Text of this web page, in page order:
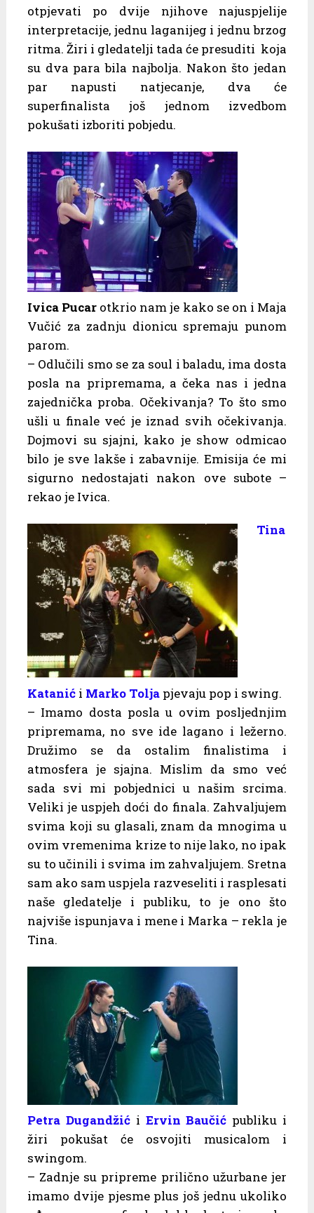
otpjevati po dvije njihove najuspjelije
interpretacije, jednu laganijeg i jednu brzog
ritma. Žiri i gledatelji tada će presuditi koja
su dva para bila najbolja. Nakon što jedan
par napusti natjecanje, dva će
superfinalista još jednom izvedbom
pokušati izboriti pobjedu.
Ivica Pucar otkrio nam je kako se on i Maja
Vučić za zadnju dionicu spremaju punom
parom.
– Odlučili smo se za soul i baladu, ima dosta
posla na pripremama, a čeka nas i jedna
zajednička proba. Očekivanja? To što smo
ušli u finale već je iznad svih očekivanja.
Dojmovi su sjajni, kako je show odmicao
bilo je sve lakše i zabavnije. Emisija će mi
sigurno nedostajati nakon ove subote –
rekao je Ivica.
Tina
Katanići Marko Toljapjevaju pop i swing.
– Imamo dosta posla u ovim posljednjim
pripremama, no sve ide lagano i ležerno.
Družimo se da ostalim finalistima i
atmosfera je sjajna. Mislim da smo već
sada svi mi pobjednici u našim srcima.
Veliki je uspjeh doći do finala. Zahvaljujem
svima koji su glasali, znam da mnogima u
ovim vremenima krize to nije lako, no ipak
su to učinili i svima im zahvaljujem. Sretna
sam ako sam uspjela razveseliti i rasplesati
naše gledatelje i publiku, to je ono što
najviše ispunjava i mene i Marka – rekla je
Tina.
Petra Dugandžići Ervin Baučić publiku i
žiri pokušat će osvojiti musicalom i
swingom.
– Zadnje su pripreme prilično užurbane jer
imamo dvije pjesme plus još jednu ukoliko